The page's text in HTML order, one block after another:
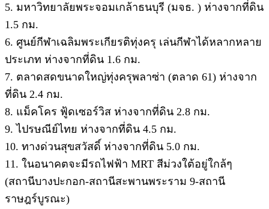
5. มหาวิทยาลัยพระจอมเกล้าธนบุรี (มจธ. ) ห่างจากที่ดิน
1.5 กม.
6. ศูนย์กีฬาเฉลิมพระเกียรติทุ่งครุ เล่นกีฬาได้หลากหลาย
ประเภท ห่างจากที่ดิน 1.6 กม.
7. ตลาดสดขนาดใหญ่ทุ่งครุพลาซ่า (ตลาด 61) ห่างจาก
ที่ดิน 2.4 กม.
8. แม็คโคร ฟู้ดเซอร์วิส ห่างจากที่ดิน 2.8 กม.
9. ไปรษณีย์ไทย ห่างจากที่ดิน 4.5 กม.
10. ทางด่วนสุขสวัสดิ์ ห่างจากที่ดิน 5.0 กม.
11. ในอนาคตจะมีรถไฟฟ้า MRT สีม่วงใต้อยู่ใกล้ๆ
(สถานีบางปะกอก-สถานีสะพานพระราม 9-สถานี
ราษฎร์บูรณะ)